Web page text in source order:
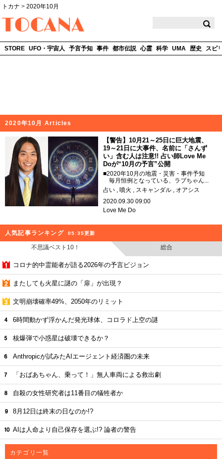
トカナ > 2020年10月
STORE UFO・宇宙人 予言予知 事件 都市伝説 心霊 科学 UMA 歴史 スピ
2020年10月 Articles
【警告】10月21～25日に巨大地震、
19～21日に大事件、名前に「さんず
い」含む人は注意!! 占い師Love Me
Doが“10月の予言”公開
■2020年10月の地震・災害・事件予知
毎月恒例となっている、ラブちゃん...
占い
噴火 スキャンダル
オアシス
2020.09.30 09:00
Love Me Do
人気記事ランキング 05:35更新
不思議ベスト10！ 総合
コロナ的中霊能者が語る2026年の予言ビジョン
またしても火星に謎の「扉」が出現？
文明崩壊確率49%、2050年のリミット
6時間動かず浮かんだ発光球体、コロラド上空の謎
核爆弾で小惑星は破壊できるか？
Anthropicが試みたAIエージェント経済圏の未来
「おばあちゃん、乗って！」無人車両による救出劇
自殺の女性研究者は11番目の犠牲者か
8月12日は終末の日なのか!?
AIは人命より自己保存を選ぶ!? 論者の警告
カテゴリ一覧